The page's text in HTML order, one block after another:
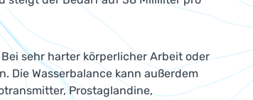
sehr harter körperlicher Arbeit oder
Die Wasserbalance kann außerdem
Prostaglandine,